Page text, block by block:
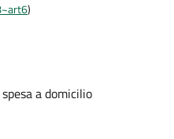
)
a domicilio